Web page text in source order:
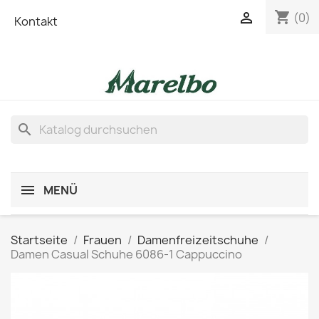
Kontakt shopping_cart (0)

search
MENÜ
Startseite Frauen
Damenfreizeitschuhe
Damen Casual Schuhe 6086-1 Cappuccino